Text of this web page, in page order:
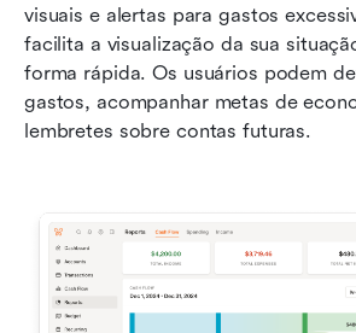
visuais e alertas para gastos
facilita a visualização da sua
forma rápida. Os usuários podem
gastos, acompanhar metas de
lembretes sobre contas futuras.